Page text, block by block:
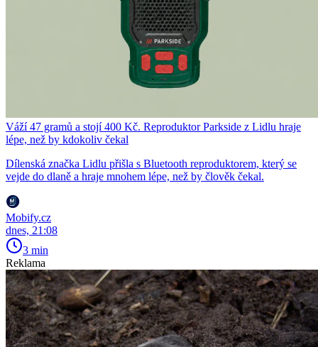
Váží 47 gramů a stojí 400 Kč. Reproduktor Parkside z Lidlu hraje
lépe, než by kdokoliv čekal
Dílenská značka Lidlu přišla s Bluetooth reproduktorem, který se
vejde do dlaně a hraje mnohem lépe, než by člověk čekal.
Mobify.cz
dnes, 21:08
3 min
Reklama